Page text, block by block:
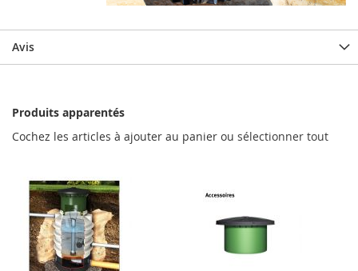
Avis
Produits apparentés
Cochez les articles à ajouter au panier ou sélectionner tout